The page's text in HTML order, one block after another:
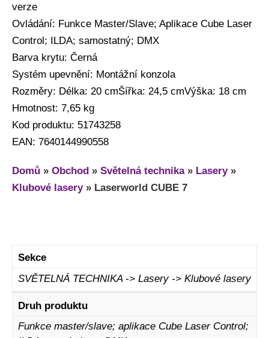
verze
Ovládání: Funkce Master/Slave; Aplikace Cube Laser
Control; ILDA; samostatný; DMX
Barva krytu: Černá
Systém upevnění: Montážní konzola
Rozměry: Délka: 20 cmŠířka: 24,5 cmVýška: 18 cm
Hmotnost: 7,65 kg
Kod produktu: 51743258
EAN: 7640144990558
Domů » Obchod » Světelná technika» Lasery»
Klubové lasery» Laserworld CUBE 7
Sekce
SVĚTELNÁ TECHNIKA -> Lasery -> Klubové lasery
Druh produktu
Funkce master/slave; aplikace Cube Laser Control;